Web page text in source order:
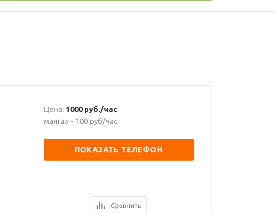
Цена: 1000 руб./час
мангал - 100 руб/час
ПОКАЗАТЬ ТЕЛЕФОН
Сравнить